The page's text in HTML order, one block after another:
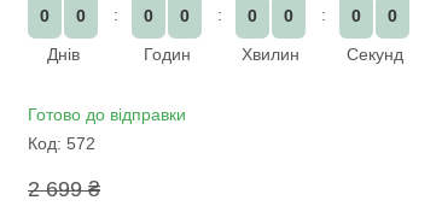
0
0
Днів
0
0
Годин
0
0
Хвилин
0
0
Секунд
Готово до відправки
Код: 572
2 699 ₴